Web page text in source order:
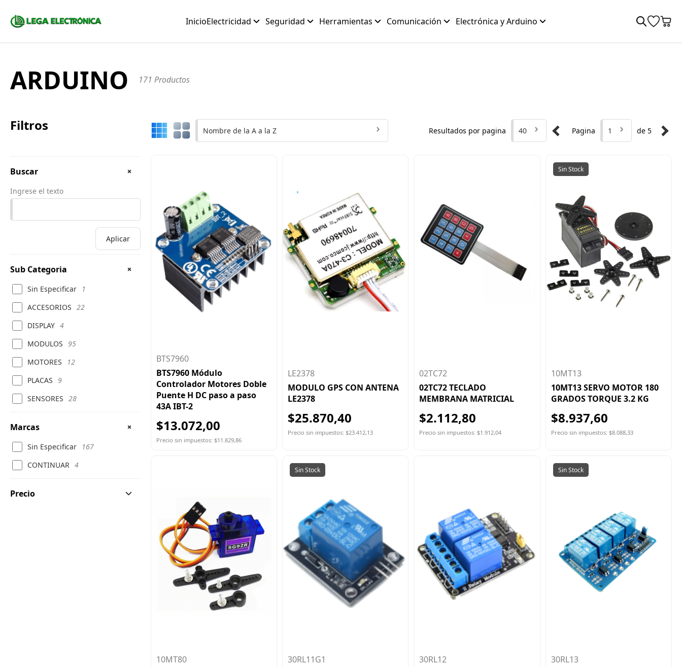
InicioElectricidad Seguridad Herramientas Comunicación Electrónica y Arduino
ARDUINO 171 Productos
Filtros
Buscar
Ingrese el texto
Aplicar
Sub Categoria
Sin Especificar
1
ACCESORIOS 22
DISPLAY 4
MODULOS 95
MOTORES
12
PLACAS 9
SENSORES 28
Marcas
Sin Especificar
167
CONTINUAR 4
Precio
Nombre de la A a la Z Resultados por pagina 40 Pagina 1 de 5
BTS7960
BTS7960 Módulo
Controlador Motores Doble
Puente H DC paso a paso
43A IBT-2
$13.072,00
Precio sin impuestos: $11.829,86
LE2378
MODULO GPS CON ANTENA
LE2378
$25.870,40
Precio sin impuestos: $23.412,13
02TC72
02TC72 TECLADO
MEMBRANA MATRICIAL
$2.112,80
Precio sin impuestos: $1.912,04
Sin Stock
10MT13
10MT13 SERVO MOTOR 180
GRADOS TORQUE 3.2 KG
$8.937,60
Precio sin impuestos: $8.088,33
10MT80
Sin Stock
30RL11G1
30RL12
Sin Stock
30RL13